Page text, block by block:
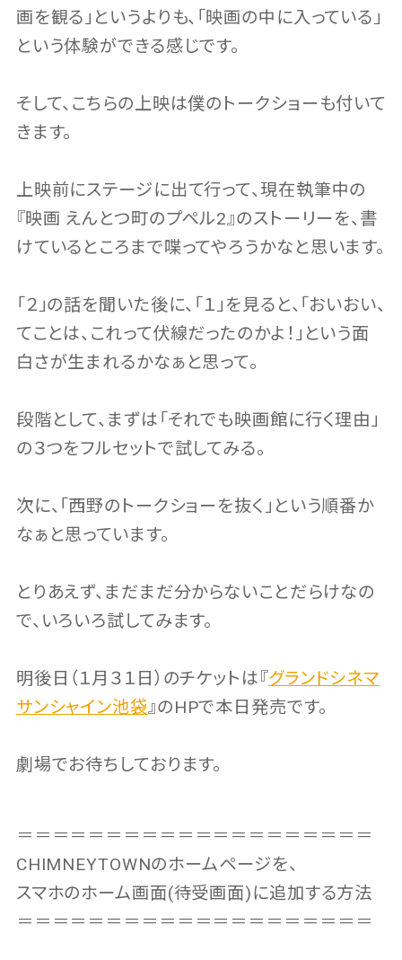
画を観る」というよりも、「映画の中に入っている」
という体験ができる感じです。
そして、こちらの上映は僕のトークショーも付いて
きます。
上映前にステージに出て行って、現在執筆中の
『映画 えんとつ町のプペル2』のストーリーを、書
けているところまで喋ってやろうかなと思います。
「２」の話を聞いた後に、「１」を見ると、「おいおい、
てことは、これって伏線だったのかよ！」という面
白さが生まれるかなぁと思って。
段階として、まずは「それでも映画館に行く理由」
の３つをフルセットで試してみる。
次に、「西野のトークショーを抜く」という順番か
なぁと思っています。
とりあえず、まだまだ分からないことだらけなの
で、いろいろ試してみます。
明後日（１月３１日）のチケットは『グランドシネマ
サンシャイン池袋』のHPで本日発売です。
劇場でお待ちしております。
＝＝＝＝＝＝＝＝＝＝＝＝＝＝＝＝＝＝＝＝
CHIMNEYTOWNのホームページを、
スマホのホーム画面(待受画面)に追加する方法
＝＝＝＝＝＝＝＝＝＝＝＝＝＝＝＝＝＝＝＝